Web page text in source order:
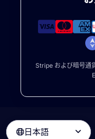
Stripe および暗号通
日本語 